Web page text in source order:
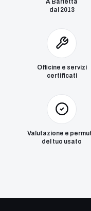
dal 2013
Officine e servizi
certificati
Valutazione e
del tuo usato